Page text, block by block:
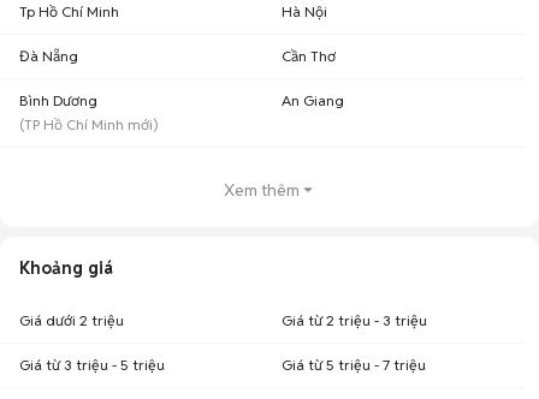
Tp Hồ Chí Minh Hà Nội
Đà Nẵng Cần Thơ
Bình Dương
(TP Hồ Chí Minh mới)
An Giang
Xem thêm
Khoảng giá
Giá dưới 2 triệu Giá từ 2 triệu - 3 triệu
Giá từ 3 triệu - 5 triệu Giá từ 5 triệu - 7 triệu